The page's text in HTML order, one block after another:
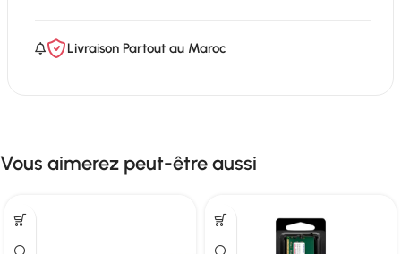
Livraison Partout au Maroc
Vous aimerez peut-être aussi